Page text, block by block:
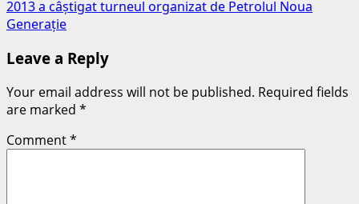
2013 a câștigat turneul organizat de Petrolul Noua
Generație
Leave a Reply
Your email address will not be published. Required fields
are marked *
Comment*